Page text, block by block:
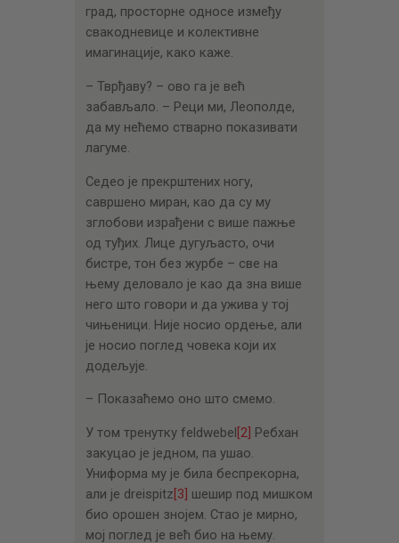
град, просторне односе између
свакодневице и колективне
имагинације, како каже.
– Тврђаву? – oво га је већ
забављало. – Реци ми, Леополде,
да му нећемо стварно показивати
лагуме.
Седео је прекрштених ногу,
савршено миран, као да су му
зглобови израђени с више пажње
од туђих. Лице дугуљасто, очи
бистре, тон без журбе – све на
њему деловало је као да зна више
него што говори и да ужива у тој
чињеници. Није носио ордење, али
је носио поглед човека који их
додељује.
– Показаћемо оно што смемо.
У том тренутку feldwebel[2] Ребхан
закуцао је једном, па ушао.
Униформа му је била беспрекорна,
али је dreispitz[3] шешир под мишком
био орошен знојем. Стао је мирно,
мој поглед је већ био на њему.